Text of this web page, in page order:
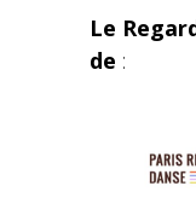
Le
de :